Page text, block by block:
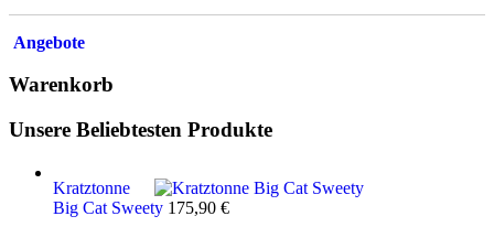
Angebote
Warenkorb
Unsere Beliebtesten Produkte
Kratztonne
Big Cat Sweety 175,90 €